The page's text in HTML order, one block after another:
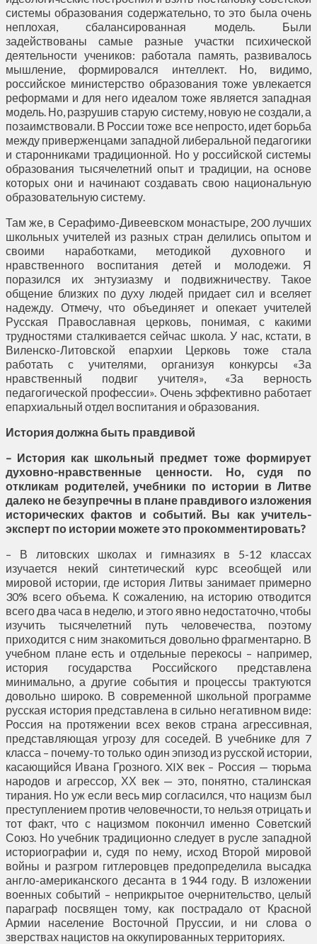
системы образования содержательно, то это была очень
неплохая, сбалансированная модель. Были
задействованы самые разные участки психической
деятельности учеников: работала память, развивалось
мышление, формировался интеллект. Но, видимо,
российское министерство образования тоже увлекается
реформами и для него идеалом тоже является западная
модель. Но, разрушив старую систему, новую не создали, а
позаимствовали. В России тоже все непросто, идет борьба
между приверженцами западной либеральной педагогики
и старонниками традиционной. Но у российской системы
образования тысячелетний опыт и традиции, на основе
которых они и начинают создавать свою национальную
образовательную систему.
Там же, в Серафимо-Дивеевском монастыре, 200 лучших
школьных учителей из разных стран делились опытом и
своими наработками, методикой духовного и
нравственного воспитания детей и молодежи. Я
поразился их энтузиазму и подвижничеству. Такое
общение близких по духу людей придает сил и вселяет
надежду. Отмечу, что объединяет и опекает учителей
Русская Православная церковь, понимая, с какими
трудностями сталкивается сейчас школа. У нас, кстати, в
Виленско-Литовской епархии Церковь тоже стала
работать с учителями, организуя конкурсы «За
нравственный подвиг учителя», «За верность
педагогической профессии». Очень эффективно работает
епархиальный отдел воспитания и образования.
История должна быть правдивой
– История как школьный предмет тоже формирует
духовно-нравственные ценности. Но, судя по
откликам родителей, учебники по истории в Литве
далеко не безупречны в плане правдивого изложения
исторических фактов и событий. Вы как учитель-
эксперт по истории можете это прокомментировать?
– В литовских школах и гимназиях в 5-12 классах
изучается некий синтетический курс всеобщей или
мировой истории, где история Литвы занимает примерно
30% всего объема. К сожалению, на историю отводится
всего два часа в неделю, и этого явно недостаточно, чтобы
изучить тысячелетний путь человечества, поэтому
приходится с ним знакомиться довольно фрагментарно. В
учебном плане есть и отдельные перекосы – например,
история государства Российского представлена
минимально, а другие события и процессы трактуются
довольно широко. В современной школьной программе
русская история представлена в сильно негативном виде:
Россия на протяжении всех веков страна агрессивная,
представляющая угрозу для соседей. В учебнике для 7
класса – почему-то только один эпизод из русской истории,
касающийся Ивана Грозного. XIX век – Россия — тюрьма
народов и агрессор, ХХ век — это, понятно, сталинская
тирания. Но уж если весь мир согласился, что нацизм был
преступлением против человечности, то нельзя отрицать и
тот факт, что с нацизмом покончил именно Советский
Союз. Но учебник традиционно следует в русле западной
историографии и, судя по нему, исход Второй мировой
войны и разгром гитлеровцев предопределила высадка
англо-американского десанта в 1944 году. В изложении
военных событий – неприкрытое очернительство, целый
параграф посвящен тому, как пострадало от Красной
Армии население Восточной Пруссии, и ни слова о
зверствах нацистов на оккупированных территориях.